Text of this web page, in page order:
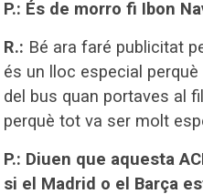
P.: És de morro fi Ibon
R.: Bé ara faré publicitat
és un lloc especial
del bus quan portaves al
perquè tot va ser molt
P.: Diuen que aquesta
si el Madrid o el Barça